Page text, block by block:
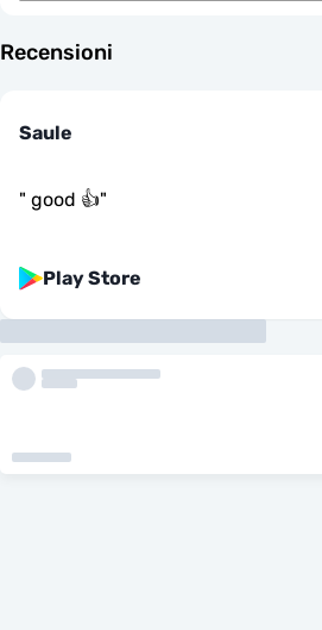
Recensioni
Saule
" good 👍"
Play Store